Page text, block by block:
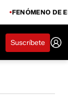
FENÓMENO DE
Suscríbete